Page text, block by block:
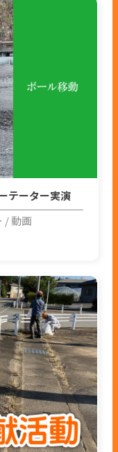
テーター実演
動画